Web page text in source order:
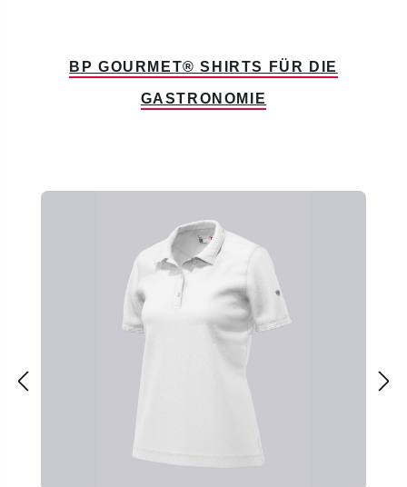
BP GOURMET® SHIRTS FÜR DIE
GASTRONOMIE